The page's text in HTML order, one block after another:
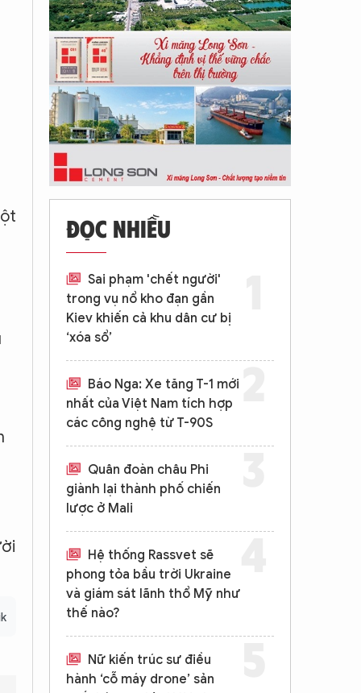
ĐỌC NHIỀU
Sai phạm 'chết người'
trong vụ nổ kho đạn gần
Kiev khiến cả khu dân cư bị
‘xóa sổ’
Báo Nga: Xe tăng T-1 mới
nhất của Việt Nam tích hợp
các công nghệ từ T-90S
Quân đoàn châu Phi
giành lại thành phố chiến
lược ở Mali
Hệ thống Rassvet sẽ
phong tỏa bầu trời Ukraine
và giám sát lãnh thổ Mỹ như
thế nào?
Nữ kiến trúc sư điều
hành ‘cỗ máy drone’ sản